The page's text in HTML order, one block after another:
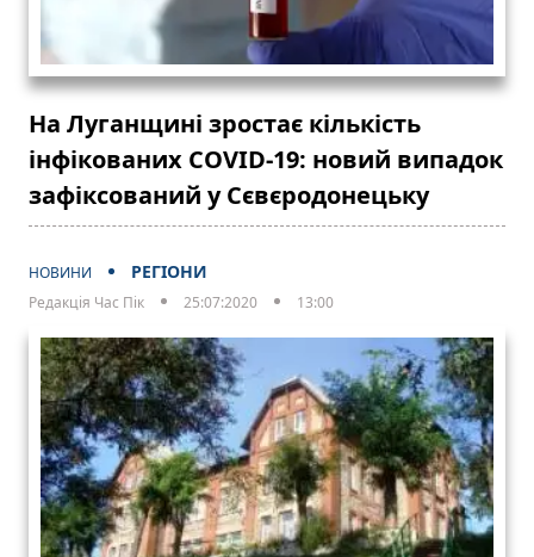
На Луганщині зростає кількість
інфікованих COVID-19: новий випадок
зафіксований у Сєвєродонецьку
НОВИНИ РЕГІОНИ
Редакція Час Пік 25:07:2020 13:00